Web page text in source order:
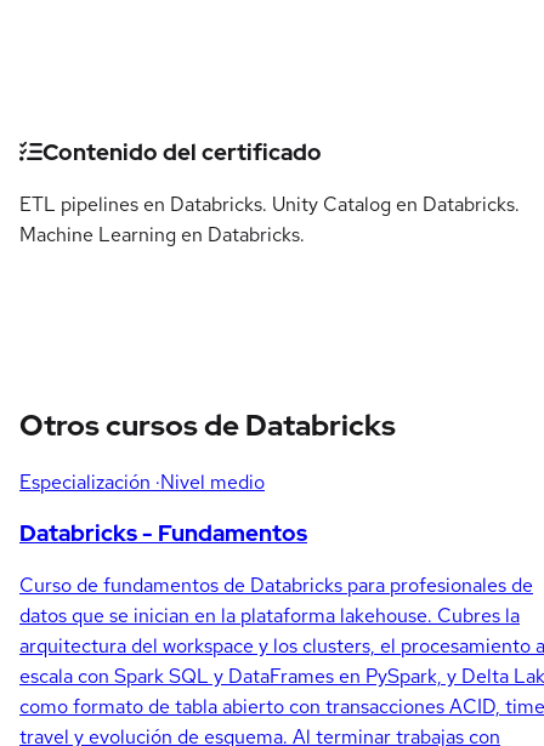
Detalles del curso
Contenido del certificado
ETL pipelines en Databricks. Unity Catalog en Databricks.
Machine Learning en Databricks.
Otros cursos de Databricks
Especialización ·Nivel medio
Databricks - Fundamentos
Curso de fundamentos de Databricks para profesionales de
datos que se inician en la plataforma lakehouse. Cubres la
arquitectura del workspace y los clusters, el procesamiento a
escala con Spark SQL y DataFrames en PySpark, y Delta
como formato de tabla abierto con transacciones ACID, time
travel y evolución de esquema. Al terminar trabajas con